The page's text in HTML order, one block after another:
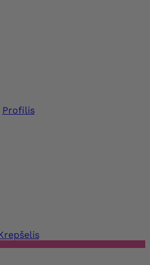
Profilis